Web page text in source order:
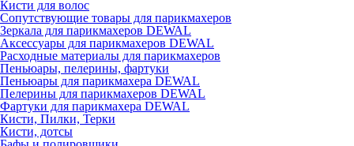
Кисти для волос
Сопутствующие товары для парикмахеров
Зеркала для парикмахеров DEWAL
Аксессуары для парикмахеров DEWAL
Расходные материалы для парикмахеров
Пеньюары, пелерины, фартуки
Пеньюары для парикмахера DEWAL
Пелерины для парикмахеров DEWAL
Фартуки для парикмахера DEWAL
Кисти, Пилки, Терки
Кисти, дотсы